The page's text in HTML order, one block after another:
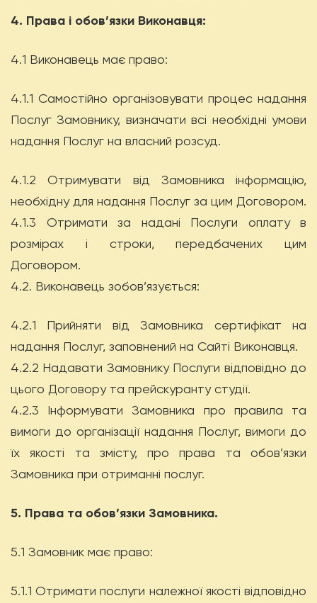
4. Права і обов’язки Виконавця:
4.1 Виконавець має право:
4.1.1 Самостійно організовувати процес надання
Послуг Замовнику, визначати всі необхідні умови
надання Послуг на власний розсуд.
4.1.2 Отримувати від Замовника інформацію,
необхідну для надання Послуг за цим Договором.
4.1.3 Отримати за надані Послуги оплату в
розмірах і строки, передбачених цим
Договором.
4.2. Виконавець зобов’язується:
4.2.1 Прийняти від Замовника сертифікат на
надання Послуг, заповнений на Сайті Виконавця.
4.2.2 Надавати Замовнику Послуги відповідно до
цього Договору та прейскуранту студії.
4.2.3 Інформувати Замовника про правила та
вимоги до організації надання Послуг, вимоги до
їх якості та змісту, про права та обов’язки
Замовника при отриманні послуг.
5. Права та обов’язки Замовника.
5.1 Замовник має право:
5.1.1 Отримати послуги належної якості відповідно